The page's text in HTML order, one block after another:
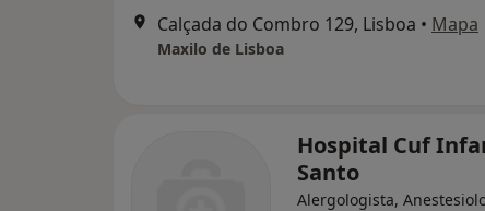
Calçada do Combro 129, Lisboa • Mapa
Maxilo de Lisboa
Hospital Cuf
Santo
Alergologista,